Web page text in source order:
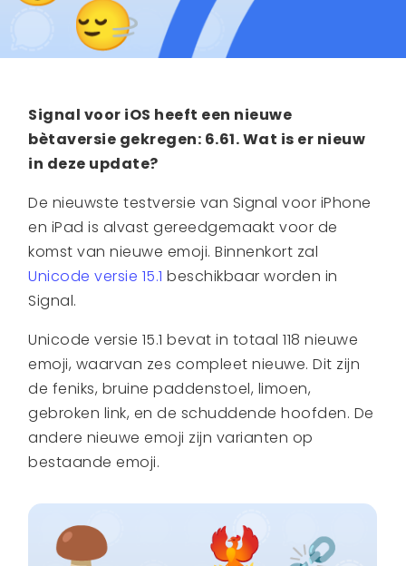
Signal voor iOS heeft een nieuwe
bètaversie gekregen: 6.61. Wat is er nieuw
in deze update?
De nieuwste testversie van Signal voor iPhone
en iPad is alvast gereedgemaakt voor de
komst van nieuwe emoji. Binnenkort zal
Unicode versie 15.1 beschikbaar worden in
Signal.
Unicode versie 15.1 bevat in totaal 118 nieuwe
emoji, waarvan zes compleet nieuwe. Dit zijn
de feniks, bruine paddenstoel, limoen,
gebroken link, en de schuddende hoofden. De
andere nieuwe emoji zijn varianten op
bestaande emoji.